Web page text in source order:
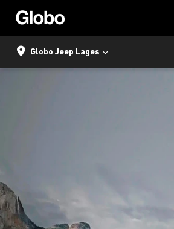
Globo Jeep Lages